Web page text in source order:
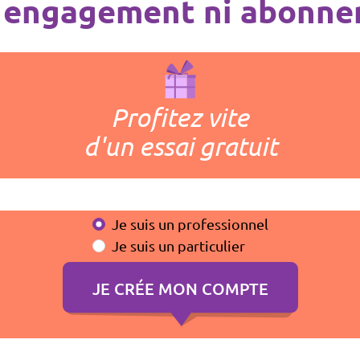
ni
Profitez vite
d'un essai gratuit
Je suis un professionnel
Je suis un particulier